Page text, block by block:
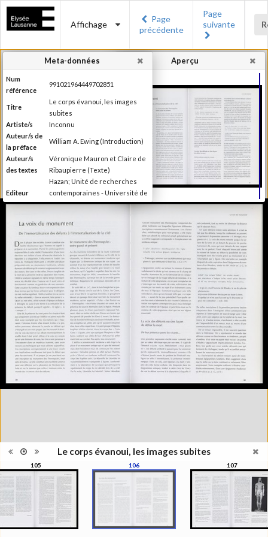
Affichage
Page
précédente
Page
suivante
Le corps évanoui, les images subites
105 106 107
Aperçu
Meta-données
Num
référence
991021964449702851
Titre
Le corps évanoui, les images
subites
Artiste/s
Inconnu
Auteur/s de
la préface
William A. Ewing (Introduction)
Auteur/s
des textes
Véronique Mauron et Claire de
Ribaupierre (Texte)
Editeur
Hazan; Unité de recherches
contemporaines - Université de
Lausanne; Musée de l'Elysée
d'édition
Paris; Lausanne
d'édition
1999
Information
édition
Publié à l'occasion de
l'exposition : "Le corps évanoui,
les images subites", Musée de
l'Elysée, Lausanne, 1999
Catégorie
Histoire et Géographie des
beaux-arts et arts décoratifs
Type de
reliure
Broché
Information
images
Couleur, Noir & Blanc
Nombre de
pages